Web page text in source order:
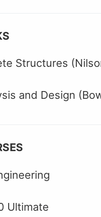
Structures
and Design
Ultimate